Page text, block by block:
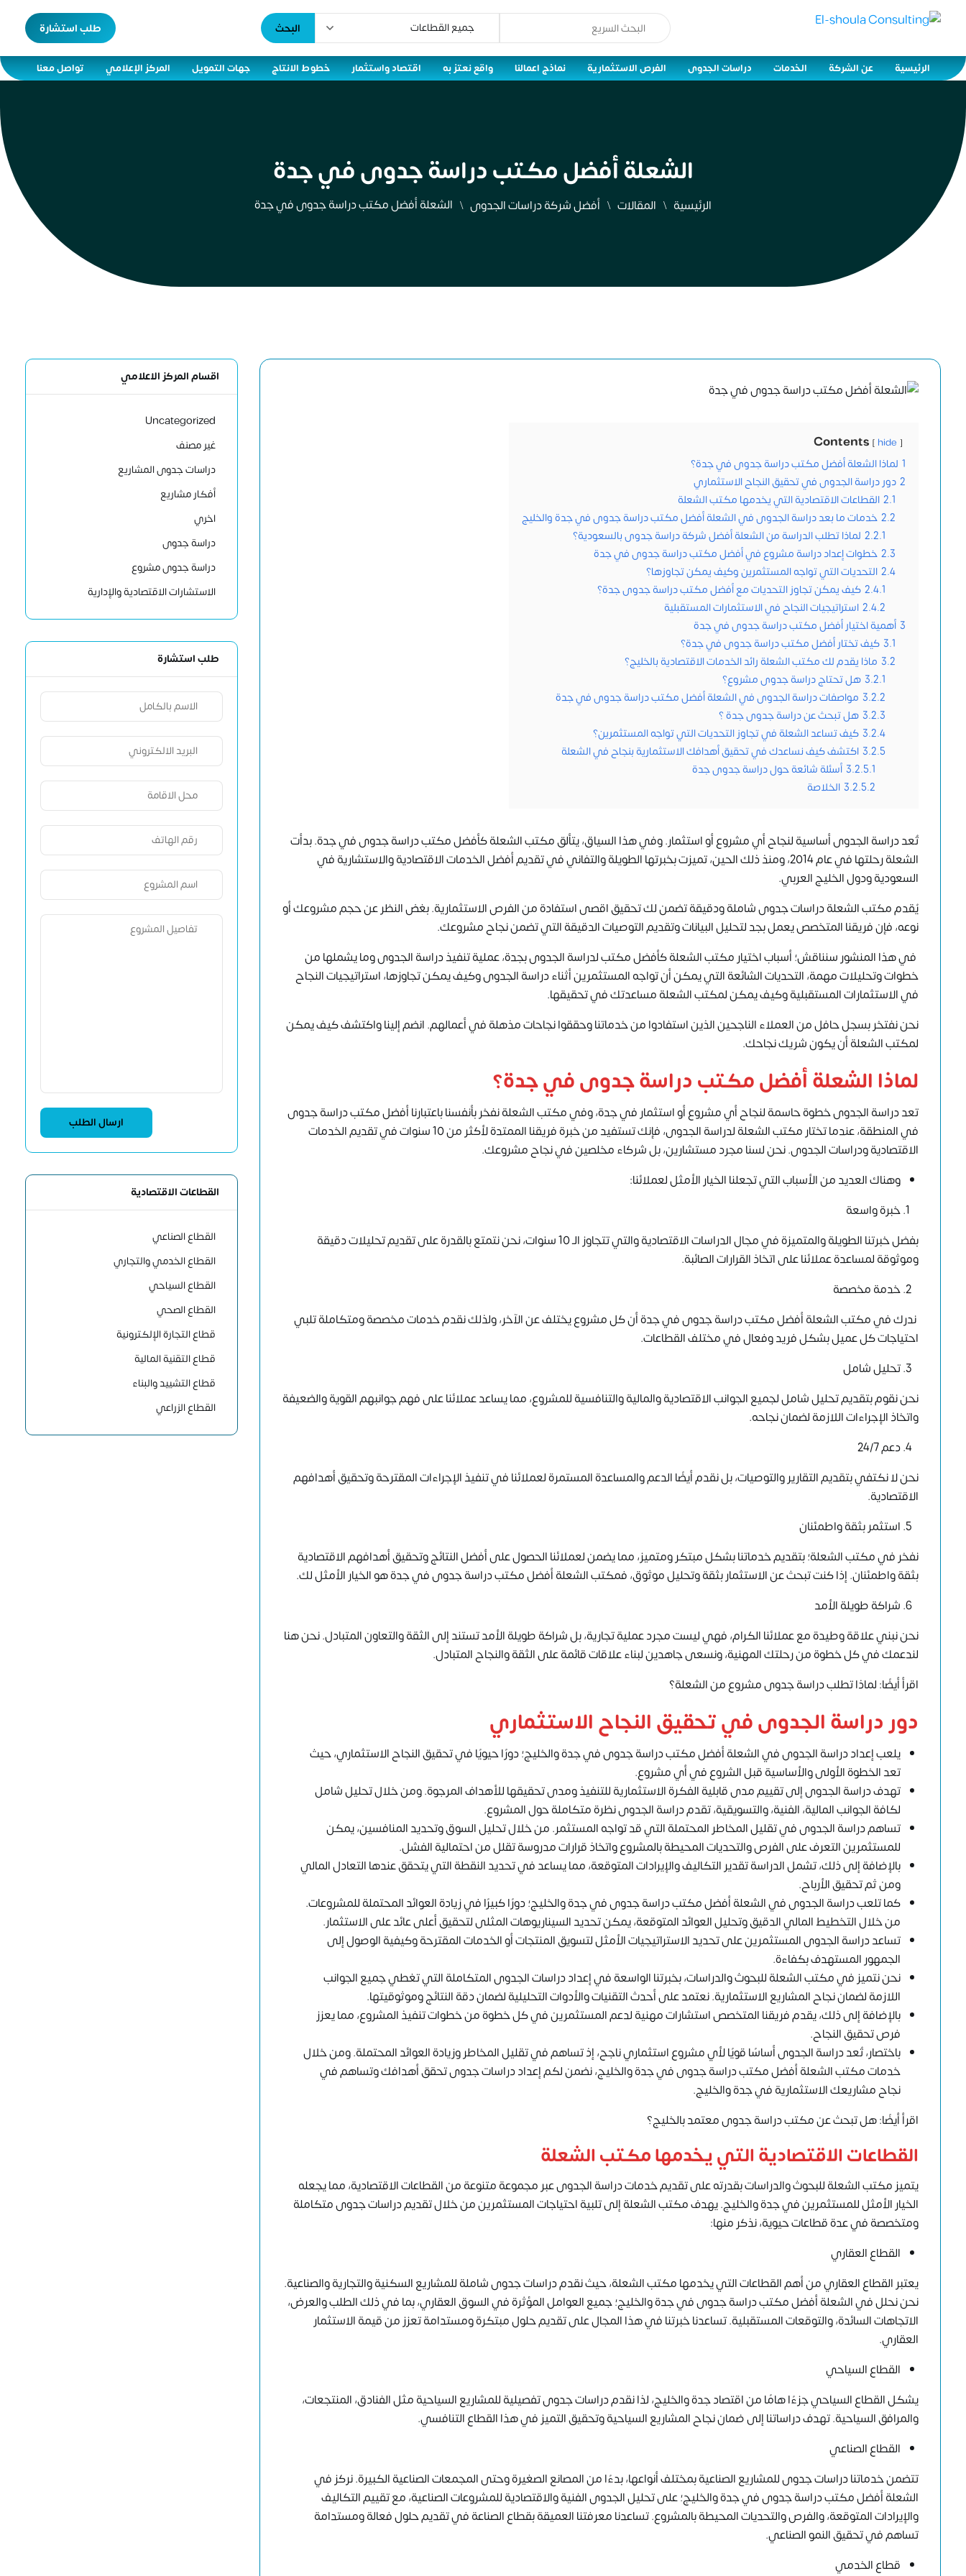
البحث طلب استشارة
الرئيسية عن الشركة الخدمات دراسات الجدوى الفرص الاستثمارية نماذج اعمالنا واقع نعتز به اقتصاد واستثمار خطوط الانتاج جهات التمويل المركز الإعلامي تواصل معنا
الشعلة أفضل مكتب دراسة جدوى في جدة
الرئيسية المقالات أفضل شركة دراسات الجدوى الشعلة أفضل مكتب دراسة جدوى في جدة
Contents hide
1 لماذا الشعلة أفضل مكتب دراسة جدوى في جدة؟
2 دور دراسة الجدوى في تحقيق النجاح الاستثماري
2.1 القطاعات الاقتصادية التي يخدمها مكتب الشعلة
2.2 خدمات ما بعد دراسة الجدوى في الشعلة أفضل مكتب دراسة جدوى في جدة والخليج
2.2.1 لماذا تطلب الدراسة من الشعلة أفضل شركة دراسة جدوى بالسعودية؟
2.3 خطوات إعداد دراسة مشروع في أفضل مكتب دراسة جدوى في جدة
2.4 التحديات التي تواجه المستثمرين وكيف يمكن تجاوزها؟
2.4.1 كيف يمكن تجاوز التحديات مع أفضل مكتب دراسة جدوى جدة؟
2.4.2 استراتيجيات النجاح في الاستثمارات المستقبلية
3 أهمية اختيار أفضل مكتب دراسة جدوى في جدة
3.1 كيف تختار أفضل مكتب دراسة جدوى في جدة؟
3.2 ماذا يقدم لك مكتب الشعلة رائد الخدمات الاقتصادية بالخليج؟
3.2.1 هل تحتاج دراسة جدوى مشروع؟
3.2.2 مواصفات دراسة الجدوى في الشعلة أفضل مكتب دراسة جدوى في جدة
3.2.3 هل تبحث عن دراسة جدوى جدة ؟
3.2.4 كيف تساعد الشعلة في تجاوز التحديات التي تواجه المستثمرين؟
3.2.5 اكتشف كيف نساعدك في تحقيق أهدافك الاستثمارية بنجاح في الشعلة
3.2.5.1 أسئلة شائعة حول دراسة جدوى جدة
3.2.5.2 الخلاصة
تُعد دراسة الجدوى أساسية لنجاح أي مشروع أو استثمار. وفي هذا السياق، يتألقمكتب الشعلةكأفضل مكتب دراسة جدوى في جدة. بدأت
الشعلة رحلتها في عام 2014، ومنذ ذلك الحين، تميزت بخبرتها الطويلة والتفاني في تقديم أفضل الخدمات الاقتصادية والاستشارية في
السعودية ودول الخليج العربي.
يُقدم مكتب الشعلة دراسات جدوى شاملة ودقيقة تضمن لك تحقيق اقصى استفادة من الفرص الاستثمارية. بغض النظر عن حجم مشروعك أو
نوعه، فإن فريقنا المتخصص يعمل بجد لتحليل البيانات وتقديم التوصيات الدقيقة التي تضمن نجاح مشروعك.
في هذا المنشور سنناقش؛ أسباب اختيار مكتب الشعلة كأفضل مكتب لدراسة الجدوى بجدة، عملية تنفيذ دراسة الجدوى وما يشملها من
خطوات وتحليلات مهمة، التحديات الشائعة التي يمكن أن تواجه المستثمرين أثناء دراسة الجدوى وكيف يمكن تجاوزها، استراتيجيات النجاح
في الاستثمارات المستقبلية وكيف يمكن لمكتب الشعلة مساعدتك في تحقيقها.
نحن نفتخر بسجل حافل من العملاء الناجحين الذين استفادوا من خدماتنا وحققوا نجاحات مذهلة في أعمالهم.انضم إليناواكتشف كيف يمكن
لمكتب الشعلة أن يكون شريك نجاحك.
لماذا الشعلة أفضل مكتب دراسة جدوى في جدة؟
تعد دراسة الجدوى خطوة حاسمة لنجاح أي مشروع أو استثمار في جدة، وفي مكتب الشعلة نفخر بأنفسنا باعتبارنا أفضل مكتب دراسة جدوى
في المنطقة، عندما تختار مكتب الشعلة لدراسة الجدوى، فإنك تستفيد من خبرة فريقنا الممتدة لأكثر من 10 سنوات في تقديم الخدمات
الاقتصادية ودراسات الجدوى. نحن لسنا مجرد مستشارين، بل شركاء مخلصين في نجاح مشروعك.
وهناك العديد من الأسباب التي تجعلنا الخيار الأمثل لعملائنا:
خبرة واسعة
بفضل خبرتنا الطويلة والمتميزة في مجال الدراسات الاقتصادية والتي تتجاوز الـ 10 سنوات، نحن نتمتع بالقدرة على تقديم تحليلات دقيقة
وموثوقة لمساعدة عملائنا على اتخاذ القرارات الصائبة.
خدمة مخصصة
ندرك في مكتب الشعلة أفضل مكتب دراسة جدوى في جدة أن كل مشروع يختلف عن الآخر، ولذلك نقدم خدمات مخصصة ومتكاملة تلبي
احتياجات كل عميل بشكل فريد وفعال في مختلف القطاعات.
تحليل شامل
نحن نقوم بتقديم تحليل شامل لجميع الجوانب الاقتصادية والمالية والتنافسية للمشروع، مما يساعد عملائنا على فهم جوانبهم القوية والضعيفة
واتخاذ الإجراءات اللازمة لضمان نجاحه.
دعم 24/7
نحن لا نكتفي بتقديم التقارير والتوصيات، بل نقدم أيضًا الدعم والمساعدة المستمرة لعملائنا في تنفيذ الإجراءات المقترحة وتحقيق أهدافهم
الاقتصادية.
استثمر بثقة واطمئنان
نفخر في مكتب الشعلة؛ بتقديم خدماتنا بشكل مبتكر ومتميز، مما يضمن لعملائنا الحصول على أفضل النتائج وتحقيق أهدافهم الاقتصادية
بثقة واطمئنان. إذا كنت تبحث عن الاستثمار بثقة وتحليل موثوق، فمكتب الشعلة أفضل مكتب دراسة جدوى في جدة هو الخيار الأمثل لك.
شراكة طويلة الأمد
نحن نبني علاقة وطيدة مع عملائنا الكرام، فهي ليست مجرد عملية تجارية، بل شراكة طويلة الأمد تستند إلى الثقة والتعاون المتبادل. نحن هنا
لندعمك في كل خطوة من رحلتك المهنية، ونسعى جاهدين لبناء علاقات قائمة على الثقة والنجاح المتبادل.
اقرأ أيضًا: لماذا تطلب دراسة جدوى مشروع من الشعلة؟
دور دراسة الجدوى في تحقيق النجاح الاستثماري
يلعب إعداد دراسة الجدوى في الشعلة أفضل مكتب دراسة جدوى في جدة والخليج؛ دورًا حيويًا في تحقيق النجاح الاستثماري، حيث
تعد الخطوة الأولى والأساسية قبل الشروع في أي مشروع.
تهدف دراسة الجدوى إلى تقييم مدى قابلية الفكرة الاستثمارية للتنفيذ ومدى تحقيقها للأهداف المرجوة. ومن خلال تحليل شامل
لكافة الجوانب المالية، الفنية، والتسويقية، تقدم دراسة الجدوى نظرة متكاملة حول المشروع.
تساهم دراسة الجدوى في تقليل المخاطر المحتملة التي قد تواجه المستثمر. من خلال تحليل السوق وتحديد المنافسين، يمكن
للمستثمرين التعرف على الفرص والتحديات المحيطة بالمشروع واتخاذ قرارات مدروسة تقلل من احتمالية الفشل.
بالإضافة إلى ذلك، تشمل الدراسة تقدير التكاليف والإيرادات المتوقعة، مما يساعد في تحديد النقطة التي يتحقق عندها التعادل المالي
ومن ثم تحقيق الأرباح.
كما تلعب دراسة الجدوى في الشعلة أفضل مكتب دراسة جدوى في جدة والخليج؛ دورًا كبيرًا في زيادة العوائد المحتملة للمشروعات.
من خلال التخطيط المالي الدقيق وتحليل العوائد المتوقعة، يمكن تحديد السيناريوهات المثلى لتحقيق أعلى عائد على الاستثمار.
تساعد دراسة الجدوى المستثمرين على تحديد الاستراتيجيات الأمثل لتسويق المنتجات أو الخدمات المقترحة وكيفية الوصول إلى
الجمهور المستهدف بكفاءة.
نحن نتميز في مكتب الشعلة للبحوث والدراسات، بخبرتنا الواسعة في إعداد دراسات الجدوى المتكاملة التي تغطي جميع الجوانب
اللازمة لضمان نجاح المشاريع الاستثمارية. نعتمد على أحدث التقنيات والأدوات التحليلية لضمان دقة النتائج وموثوقيتها.
بالإضافة إلى ذلك، يقدم فريقنا المتخصص استشارات مهنية لدعم المستثمرين في كل خطوة من خطوات تنفيذ المشروع، مما يعزز
فرص تحقيق النجاح.
باختصار، تُعد دراسة الجدوى أساسًا قويًا لأي مشروع استثماري ناجح، إذ تساهم في تقليل المخاطر وزيادة العوائد المحتملة. ومن خلال
خدمات مكتب الشعلة أفضل مكتب دراسة جدوى في جدة والخليج، نضمن لكم إعداد دراسات جدوى تحقق أهدافك وتساهم في
نجاح مشاريعك الاستثمارية في جدة والخليج.
اقرأ أيضًا: هل تبحث عن مكتب دراسة جدوى معتمد بالخليج؟
القطاعات الاقتصادية التي يخدمها مكتب الشعلة
يتميز مكتب الشعلة للبحوث والدراسات بقدرته على تقديم خدمات دراسة الجدوى عبر مجموعة متنوعة من القطاعات الاقتصادية، مما يجعله
الخيار الأمثل للمستثمرين في جدة والخليج. يهدف مكتب الشعلة إلى تلبية احتياجات المستثمرين من خلال تقديم دراسات جدوى متكاملة
ومتخصصة في عدة قطاعات حيوية، نذكر منها:
القطاع العقاري
يعتبر القطاع العقاري من أهم القطاعات التي يخدمها مكتب الشعلة، حيث نقدم دراسات جدوى شاملة للمشاريع السكنية والتجارية والصناعية.
نحن نحلل في الشعلة أفضل مكتب دراسة جدوى في جدة والخليج؛ جميع العوامل المؤثرة في السوق العقاري، بما في ذلك الطلب والعرض،
الاتجاهات السائدة، والتوقعات المستقبلية. تساعدنا خبرتنا في هذا المجال على تقديم حلول مبتكرة ومستدامة تعزز من قيمة الاستثمار
العقاري.
القطاع السياحي
يشكل القطاع السياحي جزءًا هامًا من اقتصاد جدة والخليج، لذا نقدم دراسات جدوى تفصيلية للمشاريع السياحية مثل الفنادق، المنتجعات،
والمرافق السياحية. تهدف دراساتنا إلى ضمان نجاح المشاريع السياحية وتحقيق التميز في هذا القطاع التنافسي.
القطاع الصناعي
تتضمن خدماتنا دراسات جدوى للمشاريع الصناعية بمختلف أنواعها، بدءًا من المصانع الصغيرة وحتى المجمعات الصناعية الكبيرة. نركز في
الشعلة أفضل مكتب دراسة جدوى في جدة والخليج؛ على تحليل الجدوى الفنية والاقتصادية للمشروعات الصناعية، مع تقييم التكاليف
والإيرادات المتوقعة، والفرص والتحديات المحيطة بالمشروع. تساعدنا معرفتنا العميقة بقطاع الصناعة في تقديم حلول فعالة ومستدامة
تساهم في تحقيق النمو الصناعي.
قطاع الخدمي
اقسام المركز الاعلامي
Uncategorized
غير مصنف
دراسات جدوى المشاريع
أفكار مشاريع
اخري
دراسة جدوى
دراسة جدوى مشروع
الاستشارات الاقتصادية والإدارية
طلب استشارة
القطاعات الاقتصادية
القطاع الصناعي
القطاع الخدمي والتجاري
القطاع السياحي
القطاع الصحي
قطاع التجارة الإلكترونية
قطاع التقنية المالية
قطاع التشييد والبناء
القطاع الزراعي